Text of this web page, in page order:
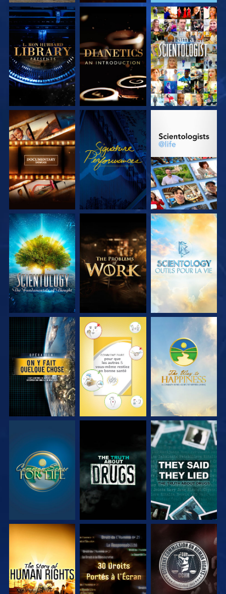
DÉCOUVRIR LES
SÉRIES
DÉCOUVRIR LES
SÉRIES
REGARDER
DÉCOUVRIR LES
SÉRIES
REGARDER
DÉCOUVRIR LES
DÉCOUVRIR LES
SÉRIES
DÉCOUVRIR LES
SÉRIES
DÉCOUVRIR LES
SÉRIES
REGARDER REGARDER REGARDER
REGARDER REGARDER REGARDER
REGARDER REGARDER REGARDER